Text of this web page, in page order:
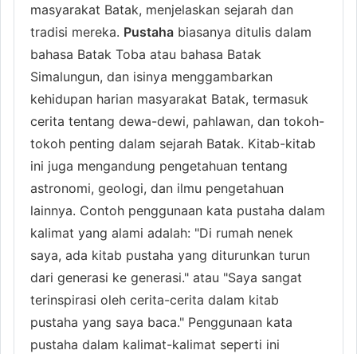
masyarakat Batak, menjelaskan sejarah dan
tradisi mereka. Pustaha biasanya ditulis dalam
bahasa Batak Toba atau bahasa Batak
Simalungun, dan isinya menggambarkan
kehidupan harian masyarakat Batak, termasuk
cerita tentang dewa-dewi, pahlawan, dan tokoh-
tokoh penting dalam sejarah Batak. Kitab-kitab
ini juga mengandung pengetahuan tentang
astronomi, geologi, dan ilmu pengetahuan
lainnya. Contoh penggunaan kata pustaha dalam
kalimat yang alami adalah: "Di rumah nenek
saya, ada kitab pustaha yang diturunkan turun
dari generasi ke generasi." atau "Saya sangat
terinspirasi oleh cerita-cerita dalam kitab
pustaha yang saya baca." Penggunaan kata
pustaha dalam kalimat-kalimat seperti ini